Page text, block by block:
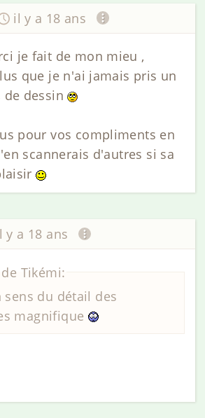
il y a 18 ans
je fait de mon mieu ,
que je n'ai jamais pris un
de dessin
pour vos compliments en
scannerais d'autres si sa
y a 18 ans
Tikémi:
sens du détail des
magnifique